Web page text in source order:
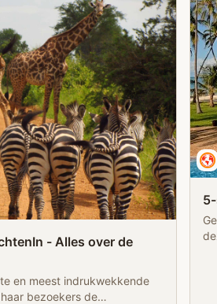
- Alles over de
en meest indrukwekkende
bezoekers de